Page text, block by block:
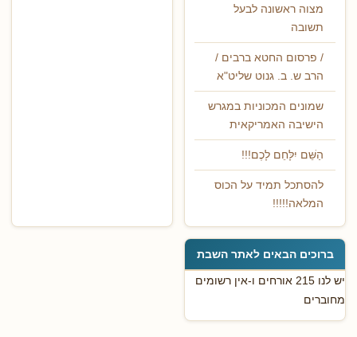
מצוה ראשונה לבעל
תשובה
/ פרסום החטא ברבים /
הרב ש. ב. גנוט שליט"א
שמונים המכוניות במגרש
הישיבה האמריקאית
הַשֵּׁם יִלָּחֵם לָכֶם!!!
להסתכל תמיד על הכוס
המלאה!!!!!
ברוכים הבאים לאתר השבת
יש לנו 215 אורחים ו-אין רשומים
מחוברים